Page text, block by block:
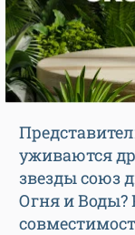
уживаются
звезды союз
Огня и Воды?